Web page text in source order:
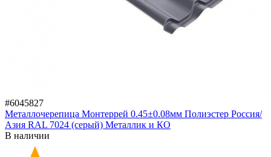
#6045827
Металлочерепица Монтеррей 0.45±0.08мм Полиэстер Россия/
Азия RAL 7024 (серый) Металлик и КО
В наличии